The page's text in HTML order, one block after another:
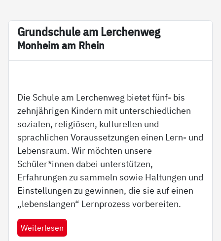
Grund­schu­le am Ler­chen­weg
Mon­heim am Rhein
Die Schule am Lerchenweg bietet fünf- bis
zehnjährigen Kindern mit unterschiedlichen
sozialen, religiösen, kulturellen und
sprachlichen Voraussetzungen einen Lern- und
Lebensraum. Wir möchten unsere
Schüler*innen dabei unterstützen,
Erfahrungen zu sammeln sowie Haltungen und
Einstellungen zu gewinnen, die sie auf einen
„lebenslangen“ Lernprozess vorbereiten.
Weiterlesen